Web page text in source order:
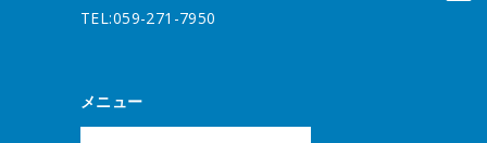
TEL:059-271-7950
メニュー